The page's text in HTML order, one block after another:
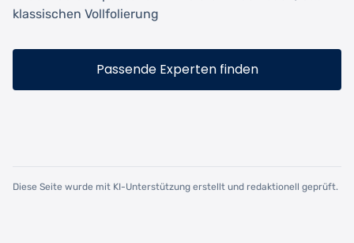
klassischen Vollfolierung
Passende Experten finden
Diese Seite wurde mit KI-Unterstützung erstellt und redaktionell geprüft.